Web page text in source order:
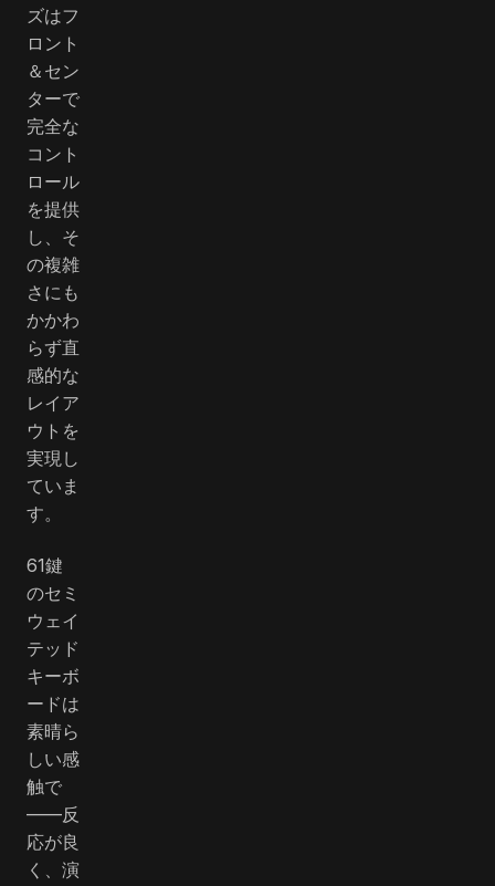
ズはフ
ロント
＆セン
ターで
完全な
コント
ロール
を提供
し、そ
の複雑
さにも
かかわ
らず直
感的な
レイア
ウトを
実現し
ていま
す。
61鍵
のセミ
ウェイ
テッド
キーボ
ードは
素晴ら
しい感
触で
――反
応が良
く、演